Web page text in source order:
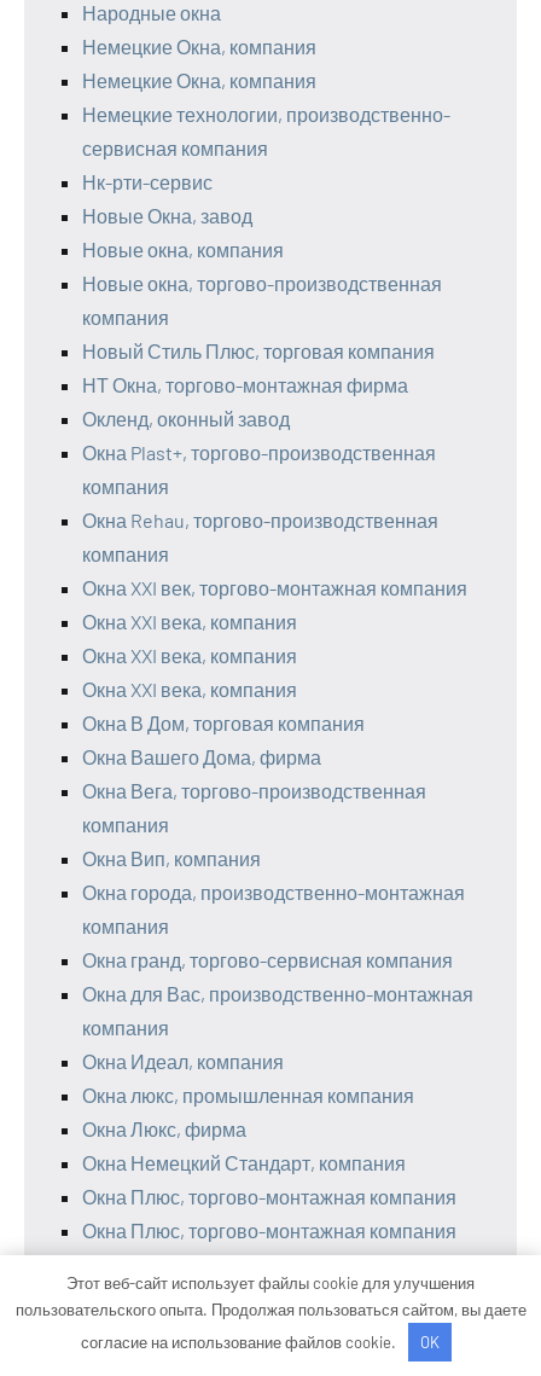
Народные окна
Немецкие Окна, компания
Немецкие Окна, компания
Немецкие технологии, производственно-
сервисная компания
Нк-рти-сервис
Новые Окна, завод
Новые окна, компания
Новые окна, торгово-производственная
компания
Новый Стиль Плюс, торговая компания
НТ Окна, торгово-монтажная фирма
Окленд, оконный завод
Окна Plast+, торгово-производственная
компания
Окна Rehau, торгово-производственная
компания
Окна XXI век, торгово-монтажная компания
Окна XXI века, компания
Окна XXI века, компания
Окна XXI века, компания
Окна В Дом, торговая компания
Окна Вашего Дома, фирма
Окна Вега, торгово-производственная
компания
Окна Вип, компания
Окна города, производственно-монтажная
компания
Окна гранд, торгово-сервисная компания
Окна для Вас, производственно-монтажная
компания
Окна Идеал, компания
Окна люкс, промышленная компания
Окна Люкс, фирма
Окна Немецкий Стандарт, компания
Окна Плюс, торгово-монтажная компания
Окна Плюс, торгово-монтажная компания
Окна Приморья, торгово-монтажная
Окна Сервис, торгово-сервисная компания
Этот веб-сайт использует файлы cookie для улучшения
пользовательского опыта. Продолжая пользоваться сайтом, вы даете
согласие на использование файлов cookie.
OK